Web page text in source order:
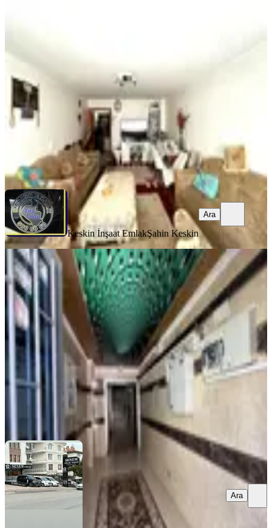
130 m²·Kot 1
Keskin İnşaat EmlakŞahin Keskin
Ara
Keskin İnşaat EmlakŞahin Keskin
Ara
MANZARALI
Osmangazi Mah.erdinç Caddesin De
Katta 4+1 Yeni Bina Asansörlü
Keçiören, Osmangazi Mahallesi
· 160 m² 3. Kat 27.07.2026
4.299.999 ₺
SENEM EMLAK İNŞAAT İBRAHİM AKBABA
Ara